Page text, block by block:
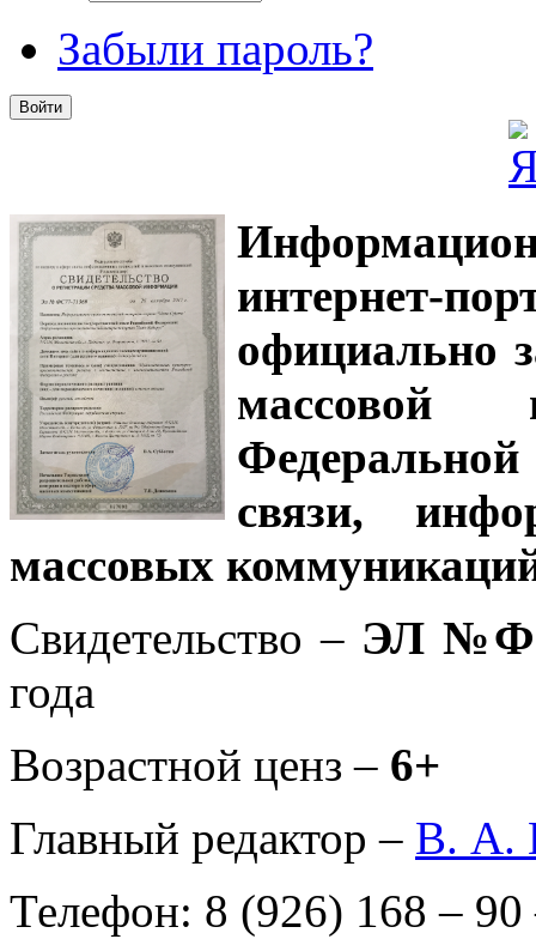
Забыли пароль?
интернет-
официально
связи,
массовых
Свидетельство – ЭЛ
года
Возрастной ценз – 6+
Главный редактор – В. А.
Телефон: 8 (926) 168 – 90